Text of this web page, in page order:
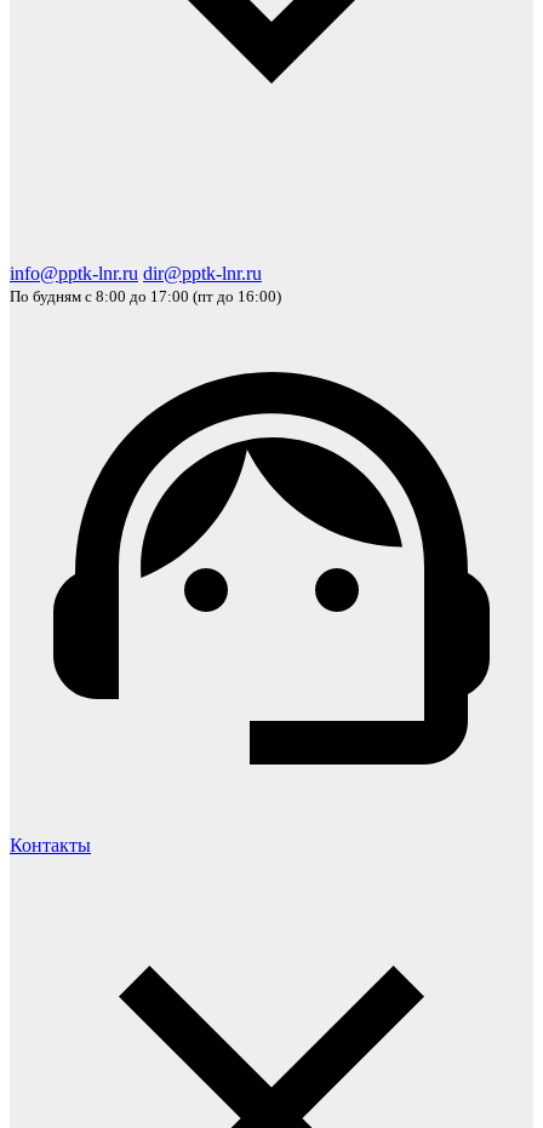
info@pptk-lnr.ru dir@pptk-lnr.ru
По будням с 8:00 до 17:00 (пт до 16:00)
Контакты